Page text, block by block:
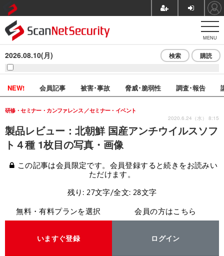
MENU
2026.08.10(月) 検索 購読
NEW! 会員記事 被害･事故 脅威･脆弱性 調査･報告
製品レビュー：北朝鮮 国産アンチウイルスソフ
ト４種 1枚目の写真・画像
研修・セミナー・カンファレンス セミナー・イベント
2020.6.24（水） 8:15
この記事は会員限定です。会員登録すると続きをお読みい
ただけます。
残り: 27文字/全文: 28文字
無料・有料プランを選択
いますぐ登録
会員の方はこちら
ログイン